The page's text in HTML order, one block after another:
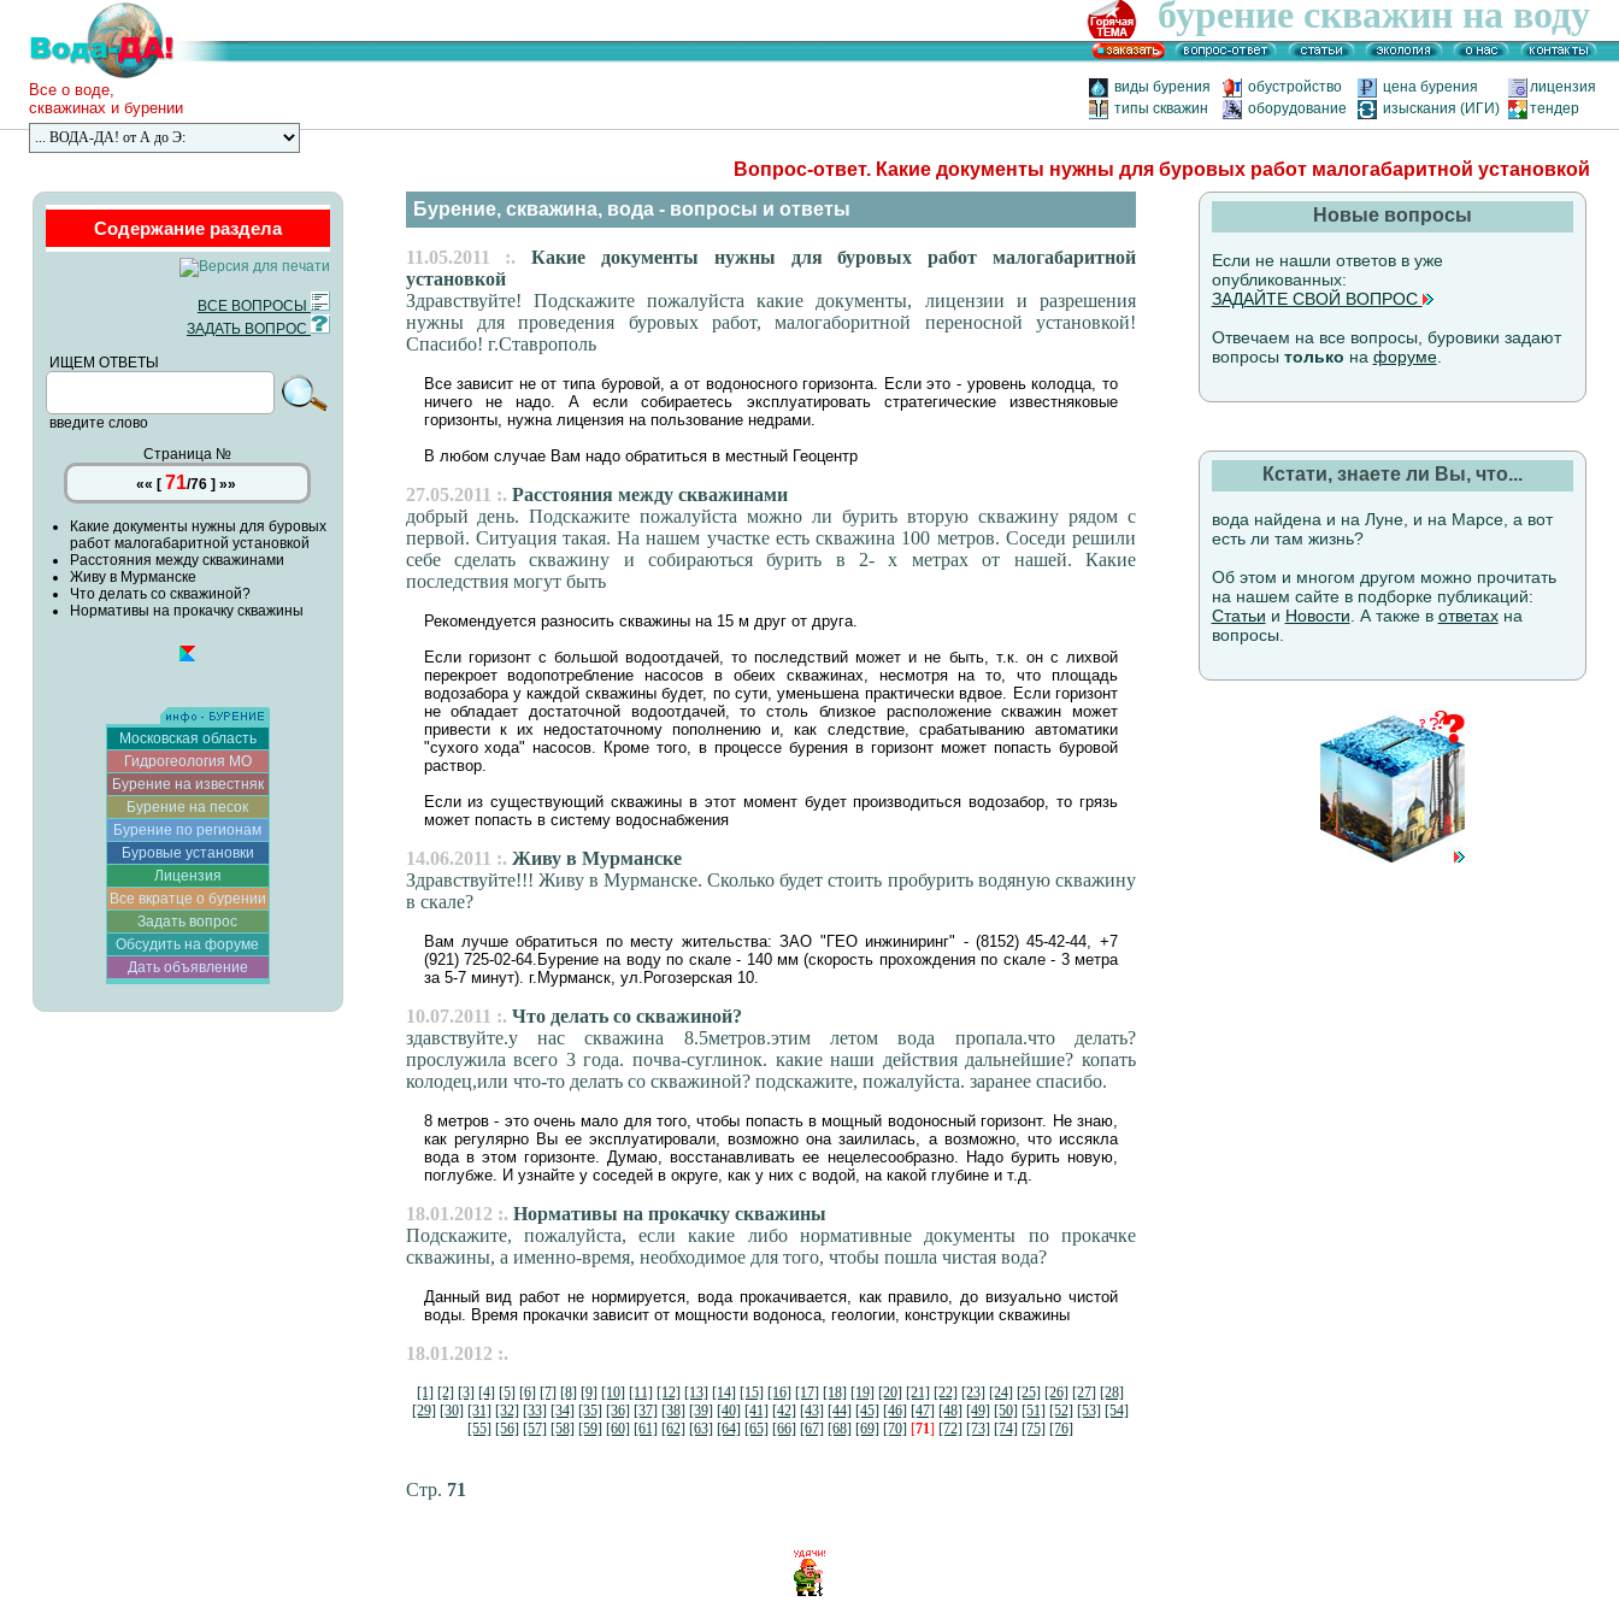
бурение скважин на воду
виды бурения обустройство цена бурения
лицензия
типы скважин
оборудование изыскания (ИГИ) тендер
Все о воде,
скважинах и бурении
Вопрос-ответ. Какие документы нужны для буровых работ малогабаритной установкой
Содержание раздела
ВСЕ ВОПРОСЫ
ЗАДАТЬ ВОПРОС
ИЩЕМ ОТВЕТЫ
введите слово
Страница №
«« [ 71/76] »»
Какие документы нужны для буровых
работ малогабаритной установкой
Расстояния между скважинами
Живу в Мурманске
Что делать со скважиной?
Нормативы на прокачку скважины
Московская область
Гидрогеология МО
Бурение на известняк
Бурение на песок
Бурение по регионам
Буровые установки
Лицензия
Все вкратце о бурении
Задать вопрос
Обсудить на форуме
Дать объявление
Бурение, скважина, вода - вопросы и ответы
11.05.2011 :. Какие документы нужны для буровых работ малогабаритной
установкой
Здравствуйте! Подскажите пожалуйста какие документы, лицензии и разрешения
нужны для проведения буровых работ, малогаборитной переносной установкой!
Спасибо! г.Ставрополь
Все зависит не от типа буровой, а от водоносного горизонта. Если это - уровень колодца, то
ничего не надо. А если собираетесь эксплуатировать стратегические известняковые
горизонты, нужна лицензия на пользование недрами.
В любом случае Вам надо обратиться в местный Геоцентр
27.05.2011 :. Расстояния между скважинами
добрый день. Подскажите пожалуйста можно ли бурить вторую скважину рядом с
первой. Ситуация такая. На нашем участке есть скважина 100 метров. Соседи решили
себе сделать скважину и собираються бурить в 2- х метрах от нашей. Какие
последствия могут быть
Рекомендуется разносить скважины на 15 м друг от друга.
Если горизонт с большой водоотдачей, то последствий может и не быть, т.к. он с лихвой
перекроет водопотребление насосов в обеих скважинах, несмотря на то, что площадь
водозабора у каждой скважины будет, по сути, уменьшена практически вдвое. Если горизонт
не обладает достаточной водоотдачей, то столь близкое расположение скважин может
привести к их недостаточному пополнению и, как следствие, срабатыванию автоматики
"сухого хода" насосов. Кроме того, в процессе бурения в горизонт может попасть буровой
раствор.
Если из существующий скважины в этот момент будет производиться водозабор, то грязь
может попасть в систему водоснабжения
14.06.2011 :. Живу в Мурманске
Здравствуйте!!! Живу в Мурманске. Сколько будет стоить пробурить водяную скважину
в скале?
Вам лучше обратиться по месту жительства: ЗАО "ГЕО инжиниринг" - (8152) 45-42-44, +7
(921) 725-02-64.Бурение на воду по скале - 140 мм (скорость прохождения по скале - 3 метра
за 5-7 минут). г.Мурманск, ул.Рогозерская 10.
10.07.2011 :. Что делать со скважиной?
здавствуйте.у нас скважина 8.5метров.этим летом вода пропала.что делать?
прослужила всего 3 года. почва-суглинок. какие наши действия дальнейшие? копать
колодец,или что-то делать со скважиной? подскажите, пожалуйста. заранее спасибо.
8 метров - это очень мало для того, чтобы попасть в мощный водоносный горизонт. Не знаю,
как регулярно Вы ее эксплуатировали, возможно она заилилась, а возможно, что иссякла
вода в этом горизонте. Думаю, восстанавливать ее нецелесообразно. Надо бурить новую,
поглубже. И узнайте у соседей в округе, как у них с водой, на какой глубине и т.д.
18.01.2012 :. Нормативы на прокачку скважины
Подскажите, пожалуйста, если какие либо нормативные документы по прокачке
скважины, а именно-время, необходимое для того, чтобы пошла чистая вода?
Данный вид работ не нормируется, вода прокачивается, как правило, до визуально чистой
воды. Время прокачки зависит от мощности водоноса, геологии, конструкции скважины
18.01.2012 :.
[1] [2] [3] [4] [5] [6] [7] [8] [9] [10] [11] [12] [13] [14] [15] [16] [17] [18] [19] [20] [21] [22] [23] [24] [25] [26] [27] [28]
[29] [30] [31] [32] [33] [34] [35] [36] [37] [38] [39] [40] [41] [42] [43] [44] [45] [46] [47] [48] [49] [50] [51] [52] [53] [54]
[55] [56] [57] [58] [59] [60] [61] [62] [63] [64] [65] [66] [67] [68] [69] [70] [71] [72] [73] [74] [75] [76]
Стр. 71
Новые вопросы
Если не нашли ответов в уже
опубликованных:
ЗАДАЙТЕ СВОЙ ВОПРОС
Отвечаем на все вопросы, буровики задают
вопросы только на форуме.
Кстати, знаете ли Вы, что...
вода найдена и на Луне, и на Марсе, а вот
есть ли там жизнь?
Об этом и многом другом можно прочитать
на нашем сайте в подборке публикаций:
Статьи и Новости . А также в ответахна
вопросы.